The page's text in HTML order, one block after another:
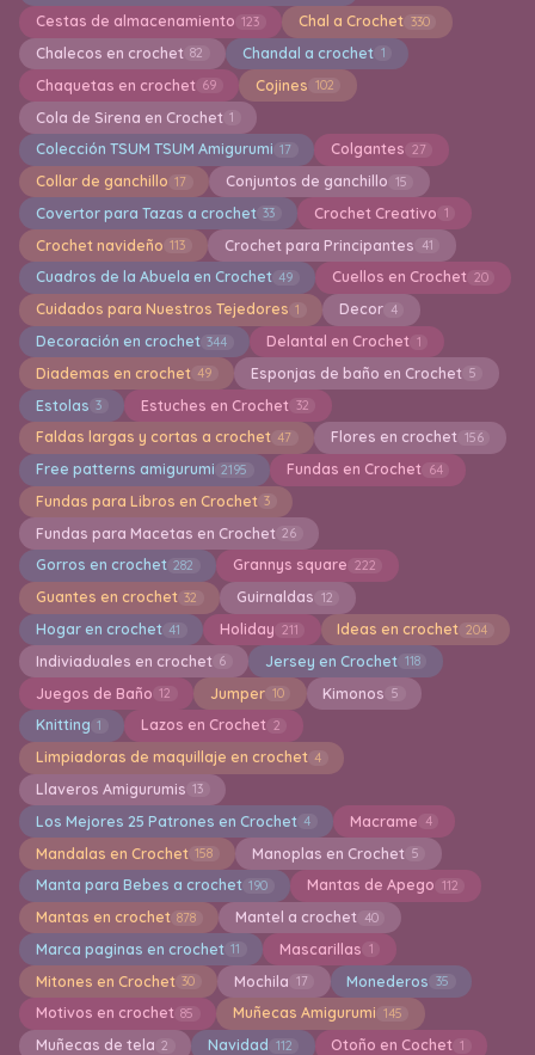
Cestas de almacenamiento 123 Chal a Crochet 330
Chalecos en crochet 82 Chandal a crochet 1
Chaquetas en crochet 69 Cojines 102
Cola de Sirena en Crochet 1
Colección TSUM TSUM Amigurumi 17 Colgantes 27
Collar de ganchillo 17 Conjuntos de ganchillo 15
Covertor para Tazas a crochet 33 Crochet Creativo 1
Crochet navideño 113 Crochet para Principantes 41
Cuadros de la Abuela en Crochet 49 Cuellos en Crochet 20
Cuidados para Nuestros Tejedores 1 Decor 4
Decoración en crochet 344 Delantal en Crochet 1
Diademas en crochet 49 Esponjas de baño en Crochet 5
Estolas 3 Estuches en Crochet 32
Faldas largas y cortas a crochet 47 Flores en crochet 156
Free patterns amigurumi 2195 Fundas en Crochet 64
Fundas para Libros en Crochet 3
Fundas para Macetas en Crochet 26
Gorros en crochet 282 Grannys square 222
Guantes en crochet 32 Guirnaldas 12
Hogar en crochet 41 Holiday 211 Ideas en crochet 204
Indiviaduales en crochet 6 Jersey en Crochet 118
Juegos de Baño 12 Jumper 10 Kimonos 5
Knitting 1 Lazos en Crochet 2
Limpiadoras de maquillaje en crochet 4
Llaveros Amigurumis 13
Los Mejores 25 Patrones en Crochet 4 Macrame 4
Mandalas en Crochet 158 Manoplas en Crochet 5
Manta para Bebes a crochet 190 Mantas de Apego 112
Mantas en crochet 878 Mantel a crochet 40
Marca paginas en crochet 11 Mascarillas 1
Mitones en Crochet 30 Mochila 17 Monederos 35
Motivos en crochet 85 Muñecas Amigurumi 145
Muñecas de tela 2 Navidad 112 Otoño en Cochet 1